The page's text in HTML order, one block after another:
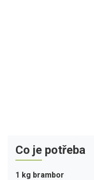
Co je potřeba
1 kg brambor